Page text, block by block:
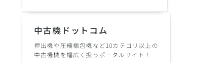
中古機ドットコム
押出機や圧縮梱包機など10カテゴリ以上の
中古機械を幅広く扱うポータルサイト！